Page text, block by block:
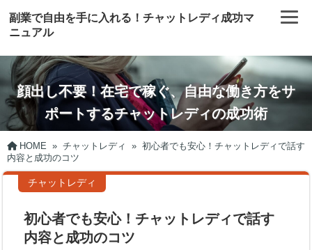
副業で自由を手に入れる！チャットレディ成功マ
ニュアル
顔出し不要！在宅で稼ぐ、自由な働き方をサ
ポートするチャットレディの成功術
HOME » チャットレディ » 初心者でも安心！チャットレディで話す
内容と成功のコツ
チャットレディ
初心者でも安心！チャットレディで話す
内容と成功のコツ